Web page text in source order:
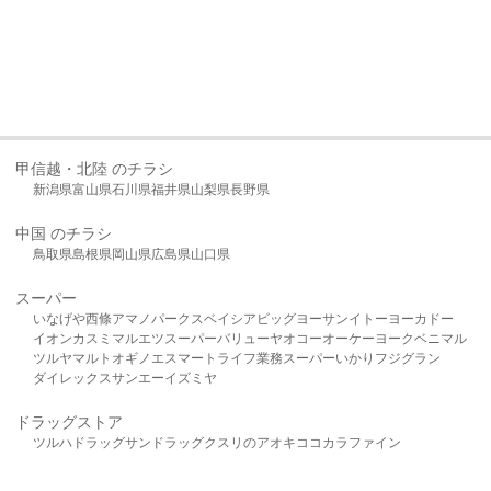
甲信越・北陸 のチラシ
新潟県富山県石川県福井県山梨県長野県
中国 のチラシ
鳥取県島根県岡山県広島県山口県
スーパー
いなげや西條アマノパークスベイシア ビッグヨーサンイトーヨーカドー
イオンカスミ マルエツスーパーバリューヤオコーオーケー ヨークベニマル
ツルヤマルト オギノ エスマート ライフ業務スーパーいかり フジグラン
ダイレックスサンエーイズミヤ
ドラッグストア
ツルハドラッグサンドラッグクスリのアオキ ココカラファイン